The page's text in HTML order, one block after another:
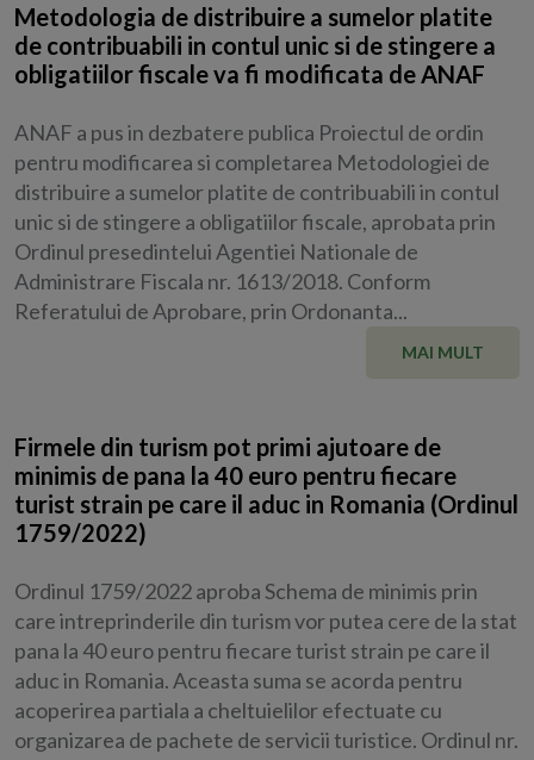
Metodologia de distribuire a sumelor platite
de contribuabili in contul unic si de stingere a
obligatiilor fiscale va fi modificata de ANAF
ANAF a pus in dezbatere publica Proiectul de ordin
pentru modificarea si completarea Metodologiei de
distribuire a sumelor platite de contribuabili in contul
unic si de stingere a obligatiilor fiscale, aprobata prin
Ordinul presedintelui Agentiei Nationale de
Administrare Fiscala nr. 1613/2018. Conform
Referatului de Aprobare, prin Ordonanta...
MAI MULT
Firmele din turism pot primi ajutoare de
minimis de pana la 40 euro pentru fiecare
turist strain pe care il aduc in Romania (Ordinul
1759/2022)
Ordinul 1759/2022 aproba Schema de minimis prin
care intreprinderile din turism vor putea cere de la stat
pana la 40 euro pentru fiecare turist strain pe care il
aduc in Romania. Aceasta suma se acorda pentru
acoperirea partiala a cheltuielilor efectuate cu
organizarea de pachete de servicii turistice. Ordinul nr.